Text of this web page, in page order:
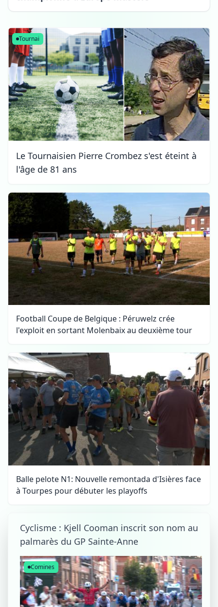
Tournai
Le Tournaisien Pierre Crombez s'est éteint à
l'âge de 81 ans
Football Coupe de Belgique : Péruwelz crée
l'exploit en sortant Molenbaix au deuxième tour
Balle pelote N1: Nouvelle remontada d'Isières face
à Tourpes pour débuter les playoffs
Cyclisme : Kjell Cooman inscrit son nom au
palmarès du GP Sainte-Anne
Comines